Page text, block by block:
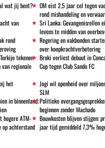
wat jij bent?
OM eist 2,5 jaar cel tegen
rond mishandeling en
van
Sri Lanka: Gevangenisrellen
levens te midden van
rond
Regering en vakbonden
over koopkrachtverbetering
tekenen
van regionale
Broki verliest debuut in
Cup tegen Club Sando FC
het
Jogi wil openheid over
SLM
in binnenland;Politieke
beginnen zonder Machado
hogere ATM-
achterstand
Bouwkosten blijven stijgen:
jaar tijd gemiddeld 7,3%